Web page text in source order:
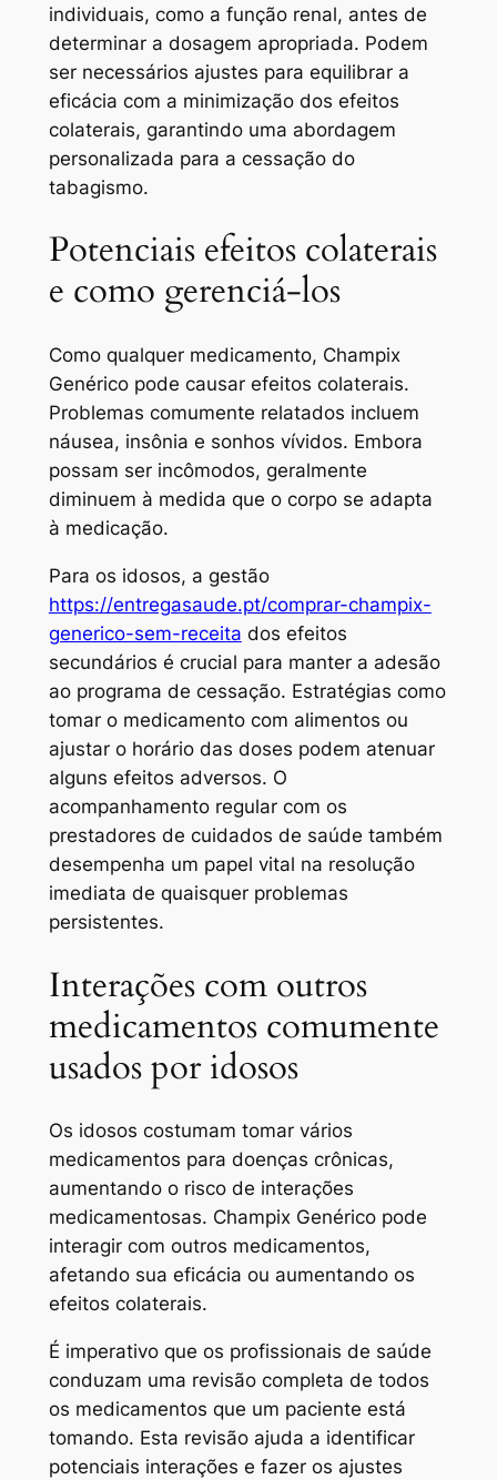
individuais, como a função renal, antes de
determinar a dosagem apropriada. Podem
ser necessários ajustes para equilibrar a
eficácia com a minimização dos efeitos
colaterais, garantindo uma abordagem
personalizada para a cessação do
tabagismo.
Potenciais efeitos colaterais
e como gerenciá-los
Como qualquer medicamento, Champix
Genérico pode causar efeitos colaterais.
Problemas comumente relatados incluem
náusea, insônia e sonhos vívidos. Embora
possam ser incômodos, geralmente
diminuem à medida que o corpo se adapta
à medicação.
Para os idosos, a gestão
https://entregasaude.pt/comprar-champix-
generico-sem-receita dos efeitos
secundários é crucial para manter a adesão
ao programa de cessação. Estratégias como
tomar o medicamento com alimentos ou
ajustar o horário das doses podem atenuar
alguns efeitos adversos. O
acompanhamento regular com os
prestadores de cuidados de saúde também
desempenha um papel vital na resolução
imediata de quaisquer problemas
persistentes.
Interações com outros
medicamentos comumente
usados ​​​​por idosos
Os idosos costumam tomar vários
medicamentos para doenças crônicas,
aumentando o risco de interações
medicamentosas. Champix Genérico pode
interagir com outros medicamentos,
afetando sua eficácia ou aumentando os
efeitos colaterais.
É imperativo que os profissionais de saúde
conduzam uma revisão completa de todos
os medicamentos que um paciente está
tomando. Esta revisão ajuda a identificar
potenciais interações e fazer os ajustes